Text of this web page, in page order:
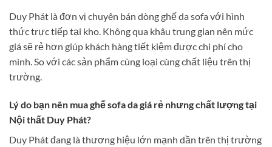
Duy Phát là đơn vị chuyên bán dòng ghế da sofa với hình
thức trực tiếp tại kho. Không qua khâu trung gian nên mức
giá sẽ rẻ hơn giúp khách hàng tiết kiệm được chi phí cho
mình. So với các sản phẩm cùng loại cùng chất liệu trên thị
trường.
Lý do bạn nên mua ghế sofa da giá rẻ nhưng chất lượng tại
Nội thất Duy Phát?
Duy Phát đang là thương hiệu lớn mạnh dần trên thị trường